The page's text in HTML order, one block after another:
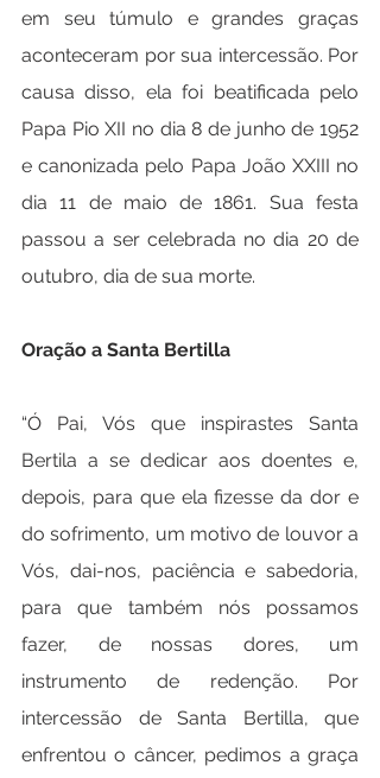
em seu túmulo e grandes graças
aconteceram por sua intercessão. Por
causa disso, ela foi beatificada pelo
Papa Pio XII no dia 8 de junho de 1952
e canonizada pelo Papa João XXIII no
dia 11 de maio de 1861. Sua festa
passou a ser celebrada no dia 20 de
outubro, dia de sua morte.
Oração a Santa Bertilla
“Ó Pai, Vós que inspirastes Santa
Bertila a se dedicar aos doentes e,
depois, para que ela fizesse da dor e
do sofrimento, um motivo de louvor a
Vós, dai-nos, paciência e sabedoria,
para que também nós possamos
fazer, de nossas dores, um
instrumento de redenção. Por
intercessão de Santa Bertilla, que
enfrentou o câncer, pedimos a graça